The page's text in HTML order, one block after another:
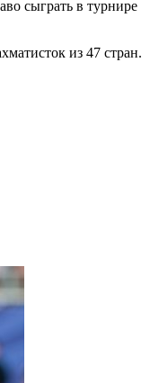
сыграть в турнире
из 47 стран.